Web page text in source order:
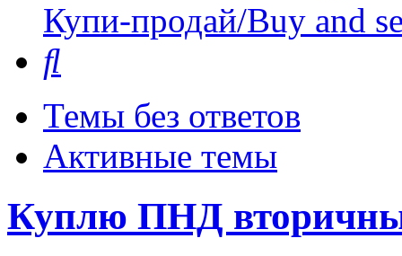
Купи-продай/Buy and
Темы без ответов
Активные темы
Куплю ПНД